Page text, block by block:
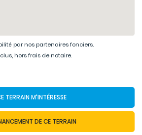
par nos partenaires fonciers.
hors frais de notaire.
TERRAIN M'INTÉRESSE
DE CE TERRAIN